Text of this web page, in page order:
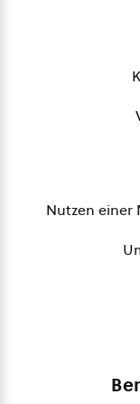
Nutzen einer